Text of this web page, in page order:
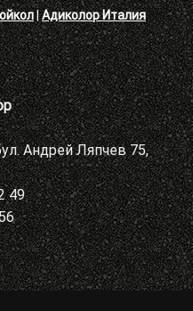
|Адиколор Италия
Андрей Ляпчев 75,
49